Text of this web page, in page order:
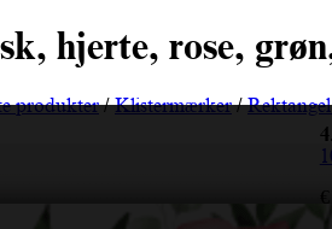
hjerte, rose,
produkter/Klistermærker/
€